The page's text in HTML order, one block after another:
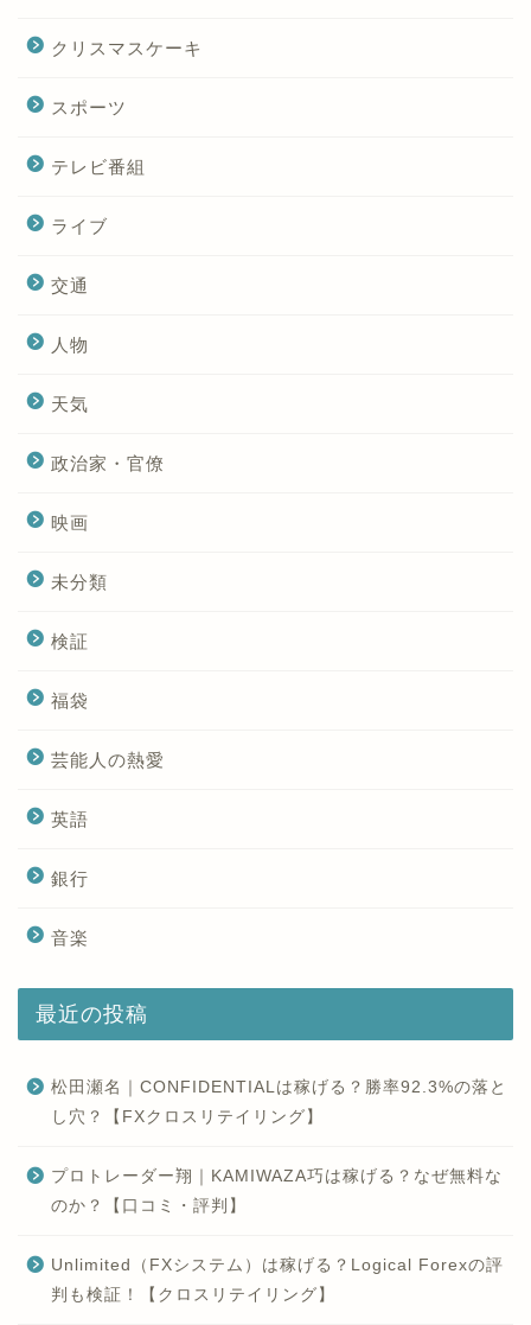
クリスマスケーキ
スポーツ
テレビ番組
ライブ
交通
人物
天気
政治家・官僚
映画
未分類
検証
福袋
芸能人の熱愛
英語
銀行
音楽
最近の投稿
松田瀬名｜CONFIDENTIALは稼げる？勝率92.3%の落と
し穴？【FXクロスリテイリング】
プロトレーダー翔｜KAMIWAZA巧は稼げる？なぜ無料な
のか？【口コミ・評判】
Unlimited（FXシステム）は稼げる？Logical Forexの評
判も検証！【クロスリテイリング】